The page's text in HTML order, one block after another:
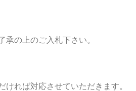
の上のご入札下さい。
れば対応させていただきます。